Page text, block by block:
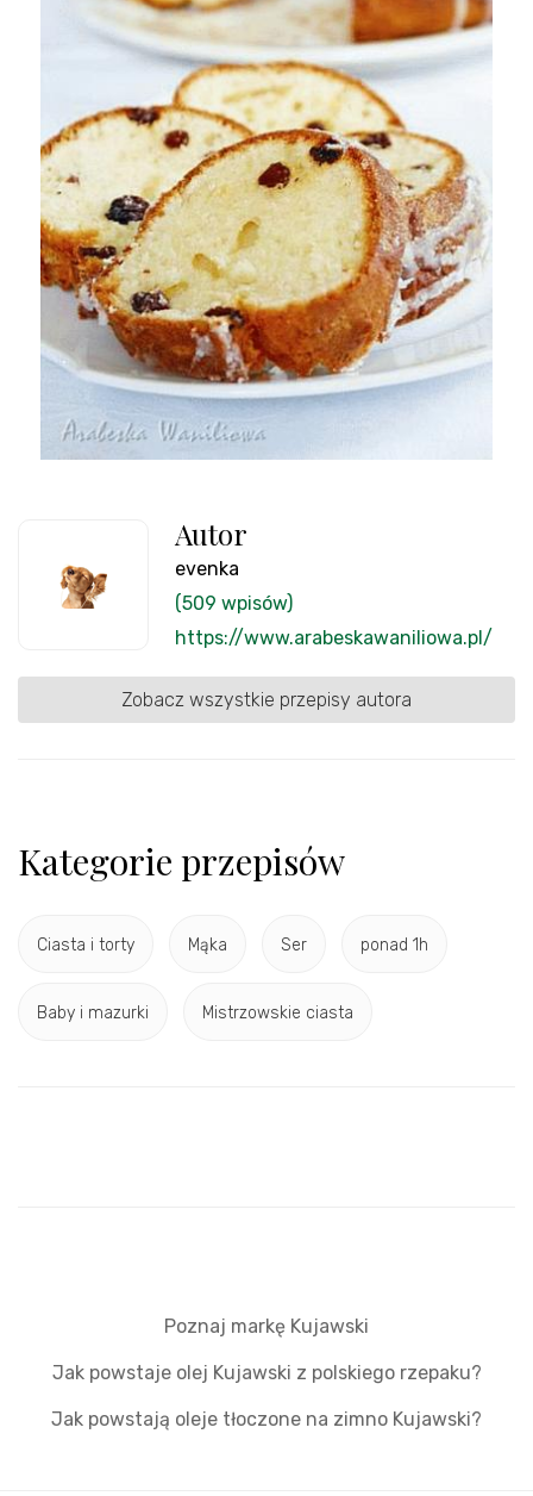
Autor
evenka
(509 wpisów)
https://www.arabeskawaniliowa.pl/
Zobacz wszystkie przepisy autora
Kategorie przepisów
Ciasta i torty Mąka Ser ponad 1h
Baby i mazurki Mistrzowskie ciasta
Poznaj markę Kujawski
Jak powstaje olej Kujawski z polskiego rzepaku?
Jak powstają oleje tłoczone na zimno Kujawski?